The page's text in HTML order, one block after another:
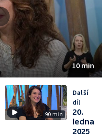
10 min
90 min
Další
díl
20.
ledna
2025